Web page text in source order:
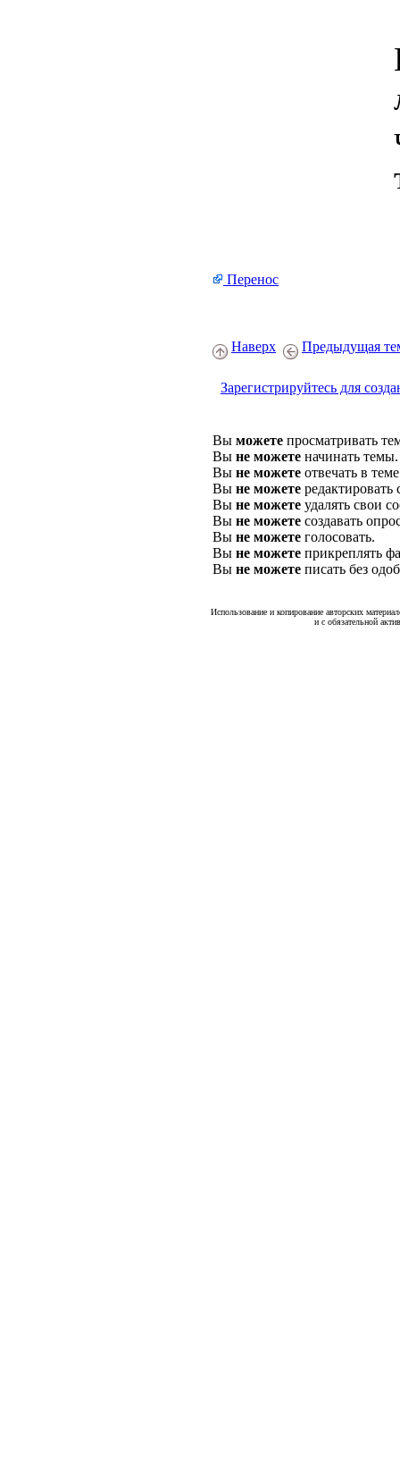
Перенос
Наверх Предыдущая
Зарегистрируйтесь для
Вы можете просматривать
Вы не можете начинать темы.
Вы не можете отвечать в
Вы не можете
Вы не можете удалять свои
Вы не можете создавать
Вы не можете голосовать.
Вы не можете прикреплять
Вы не можете писать без
Использование и копирование авторских
и с обязательной